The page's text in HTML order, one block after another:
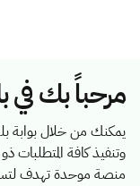
مرحباً بك
يمكنك من خلال بوابة
وتنفيذ كافة المتطلبات
منصة موحدة تهدف